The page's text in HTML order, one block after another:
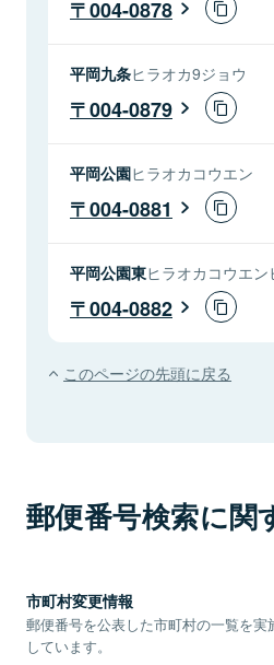
004-0878
平岡九条ヒラオカ9ジョウ
004-0879
平岡公園ヒラオカコウエン
004-0881
平岡公園東ヒラオカコウエン
004-0882
このページの先頭に戻る
郵便番号検索に関
市町村変更情報
郵便番号を公表した市町村の一覧を
しています。